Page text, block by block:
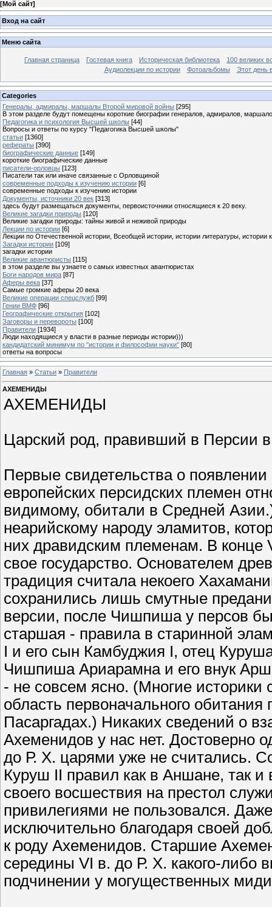
[Мой сайт]
Вход на сайт
Меню сайта
Главная страница Гостевая книга Историческая библиотека
100 великих
Аудиолекции по истории
Фотоальбомы Этот день
Categories
Генералы, адмиралы, маршалы Второй мировой войны [295]
В этом разделе будут помещены короткие биографии генералов, адмиралов,
Педагогика и психология Высшей школы [44]
Вопросы и ответы по курсу "Педагогика Высшей школы"
статьи [1360]
рефераты [390]
биографические данные [149]
короткие биографические данные
писатели-орловцы [123]
Писатели так или иначе связанные с Орловщиной
современные подходы к изучению истории [6]
современные подходы к изучению истории
Документы, источники 20 век [313]
здесь будут размещаться документы, первоисточники относящиеся к 20 веку.
Великие загадки природы [120]
Великие загадки природы: тайны живой и неживой природы
Лекции по истории [6]
Лекции по Отечественной истории, Всеобщей истории, истории литературы, истории
Загадки истории [109]
загадки истории
Великие авантюристы [115]
в этом разделе вы узнаете о самых известных авантюристах
Боги народов мира [87]
Аферы века [37]
Самые громкие аферы 20 века
Великие операции спецслужб [99]
Гении ВМФ [96]
Географические открытия [102]
Заговоры и перевороты [100]
Правители [1934]
Люди находящиеся у власти в разные периоды истории)))
кандидатский минимум по "истории и философии науки" [80]
ответы на вопросы
Главная » Статьи » Правители
АХЕМЕНИДЫ
АХЕМЕНИДЫ
Царский род, правивший в Персии в
Первые свидетельства о
европейских персидских племен
видимому, обитали в Средней
неарийскому народу эламитов,
них дравидским племенам. В конце
свое государство. Основателем
традиция считала некоего
сохранились лишь смутные
версии, после Чишпиша у персов
старшая - правила в старинной
I и его сын Камбуджия I, отец
Чишпиша Ариарамна и его внук
- не совсем ясно. (Многие историки
область первоначального
Пасаргадах.) Никаких сведений о
Ахеменидов у нас нет. Достоверно
до Р. Х. царями уже не считались.
Куруш II правил как в Аншане, так
своего восшествия на престол
привилегиями не пользовался.
исключительно благодаря своей
к роду Ахеменидов. Старшие
середины VI в. до Р. Х. какого-либо
подчинении у могущественных